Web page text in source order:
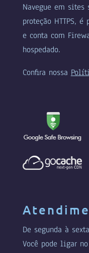
Navegue em sites
proteção HTTPS,
e conta com
hospedado.
Confira nossa
De segunda à
Você pode ligar